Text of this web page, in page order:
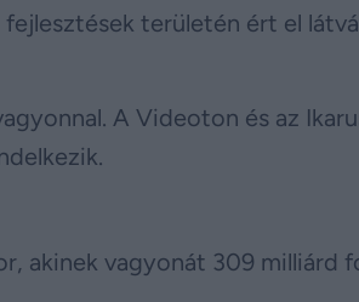
területén ért el
A Videoton és az
akinek vagyonát 309 milliárd